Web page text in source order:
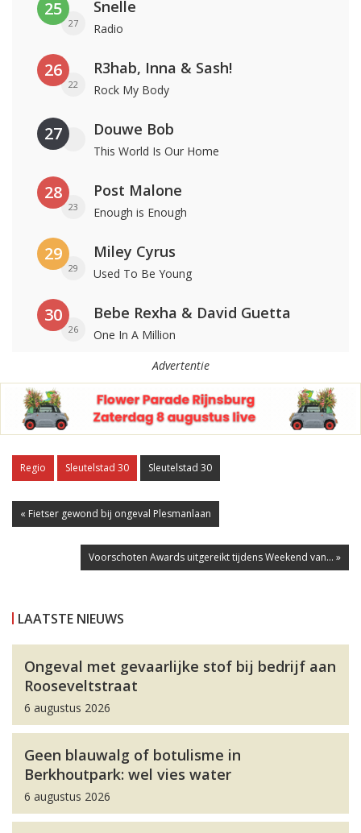
25
27
Snelle
Radio
26
22
R3hab, Inna & Sash!
Rock My Body
27 Douwe Bob
This World Is Our Home
28
23
Post Malone
Enough is Enough
29
29
Miley Cyrus
Used To Be Young
30
26
Bebe Rexha & David Guetta
One In A Million
Advertentie
Regio Sleutelstad 30 Sleutelstad 30
« Fietser gewond bij ongeval Plesmanlaan
Voorschoten Awards uitgereikt tijdens Weekend van... »
LAATSTE NIEUWS
Ongeval met gevaarlijke stof bij bedrijf aan
Rooseveltstraat
6 augustus 2026
Geen blauwalg of botulisme in
Berkhoutpark: wel vies water
6 augustus 2026